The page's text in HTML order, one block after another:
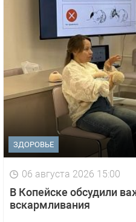
ЗДОРОВЬЕ
06 августа 2026 15:00
В Копейске обсудили
вскармливания